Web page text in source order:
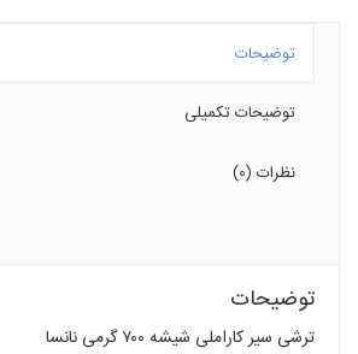
توضیحات
توضیحات تکمیلی
نظرات (0)
توضیحات
ترشی سیر کاراملی شیشه ۷۰۰ گرمی نانسا